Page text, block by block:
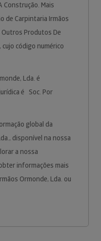
Construção. Mais
de Carpintaria Irmãos
Outros Produtos De
código numérico
Lda. é
é Soc. Por
global da
disponível na nossa
a nossa
informações mais
Ormonde, Lda. ou